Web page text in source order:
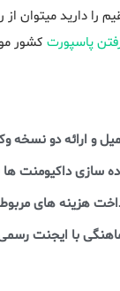
را دارید میتوان
پاسپورت کشور
و ارائه دو نسخه
سازی داکیومنت
هزینه های
با ایجنت